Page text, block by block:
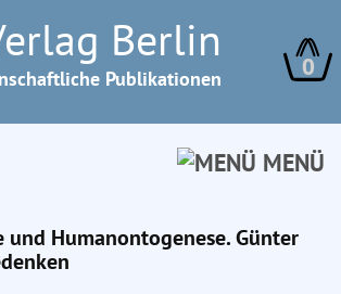
Berlin
Publikationen 0
MENÜ
Humanontogenese. Günter